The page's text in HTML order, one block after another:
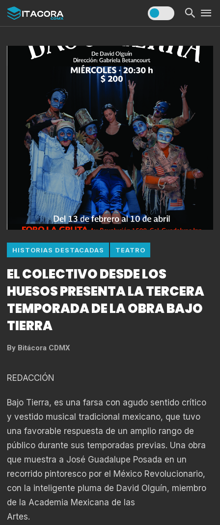
HISTORIAS DESTACADAS TEATRO
EL COLECTIVO DESDE LOS
HUESOS PRESENTA LA TERCERA
TEMPORADA DE LA OBRA BAJO
TIERRA
By Bitácora CDMX
REDACCIÓN
Bajo Tierra, es una farsa con agudo sentido crítico
y vestido musical tradicional mexicano, que tuvo
una favorable respuesta de un amplio rango de
público durante sus temporadas previas. Una obra
que muestra a José Guadalupe Posada en un
recorrido pintoresco por el México Revolucionario,
con la inteligente pluma de David Olguín, miembro
de la Academia Mexicana de las
Artes.